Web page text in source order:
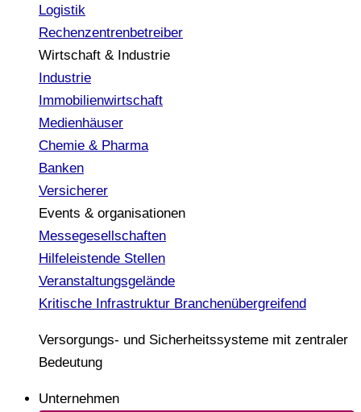
Logistik
Rechenzentrenbetreiber
Wirtschaft & Industrie
Industrie
Immobilienwirtschaft
Medienhäuser
Chemie & Pharma
Banken
Versicherer
Events & organisationen
Messegesellschaften
Hilfeleistende Stellen
Veranstaltungsgelände
Kritische Infrastruktur Branchenübergreifend
Versorgungs- und Sicherheitssysteme mit zentraler
Bedeutung
Unternehmen